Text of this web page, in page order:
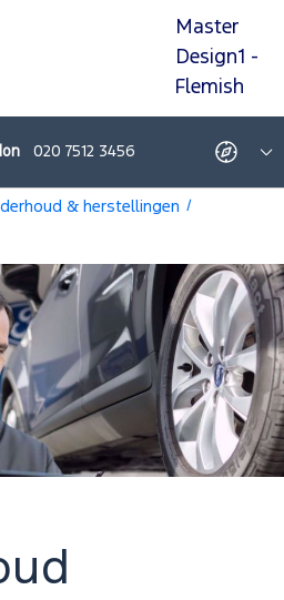
Master
Design1 -
Flemish
020 7512 3456
-
in
een
& herstellingen